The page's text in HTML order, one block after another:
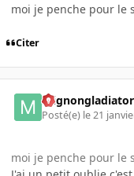
moi je penche pour le
Citer
mignongladiator
Posté(e) le 21
moi je penche pour le